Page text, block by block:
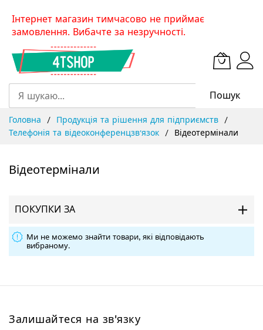
SkipІнтернет магазин тимчасово не приймає
замовлення. Вибачте за незручності.
Пошук
Головна
Продукція та рішення для підприємств
Телефонія та відеоконференцзв'язок
Відеотермінали
Відеотермінали
ПОКУПКИ ЗА
Ми не можемо знайти товари, які відповідають
вибраному.
Залишайтеся на зв'язку